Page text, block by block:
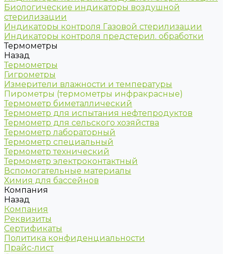
Биологические индикаторы воздушной
стерилизации
Индикаторы контроля Газовой стерилизации
Индикаторы контроля предстерил. обработки
Термометры
Назад
Термометры
Гигрометры
Измерители влажности и температуры
Пирометры (термометры инфракрасные)
Термометр биметаллический
Термометр для испытания нефтепродуктов
Термометр для сельского хозяйства
Термометр лабораторный
Термометр специальный
Термометр технический
Термометр электроконтактный
Вспомогательные материалы
Химия для бассейнов
Компания
Назад
Компания
Реквизиты
Сертификаты
Политика конфиденциальности
Прайс-лист